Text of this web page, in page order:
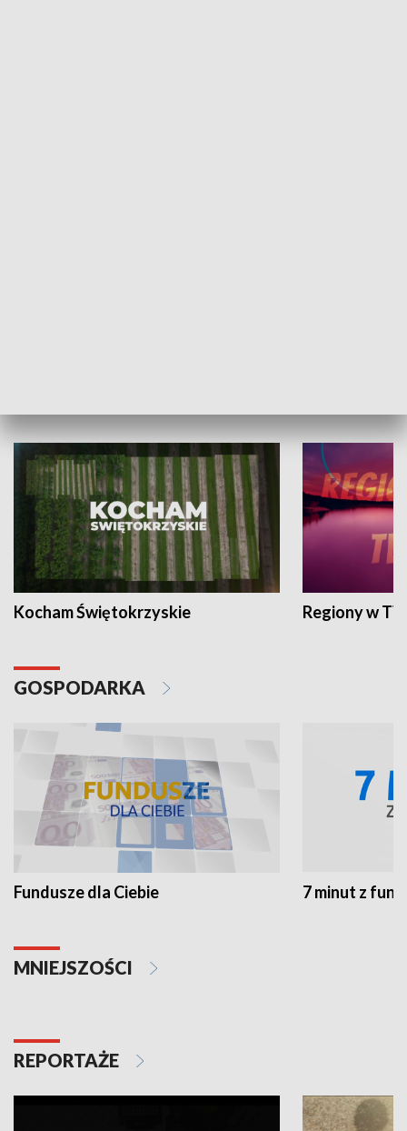
Kocham Świętokrzyskie Regiony w
GOSPODARKA
Fundusze dla Ciebie 7 minut z
MNIEJSZOŚCI
REPORTAŻE